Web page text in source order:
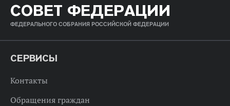
СОВЕТ ФЕДЕРАЦИИ
ФЕДЕРАЛЬНОГО СОБРАНИЯ РОССИЙСКОЙ ФЕДЕРАЦИИ
СЕРВИСЫ
Контакты
Обращения граждан